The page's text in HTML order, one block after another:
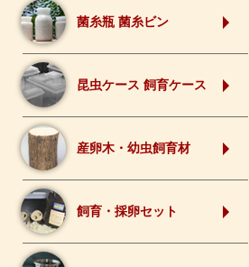
菌糸瓶 菌糸ビン
昆虫ケース 飼育ケース
産卵木・幼虫飼育材
飼育・採卵セット